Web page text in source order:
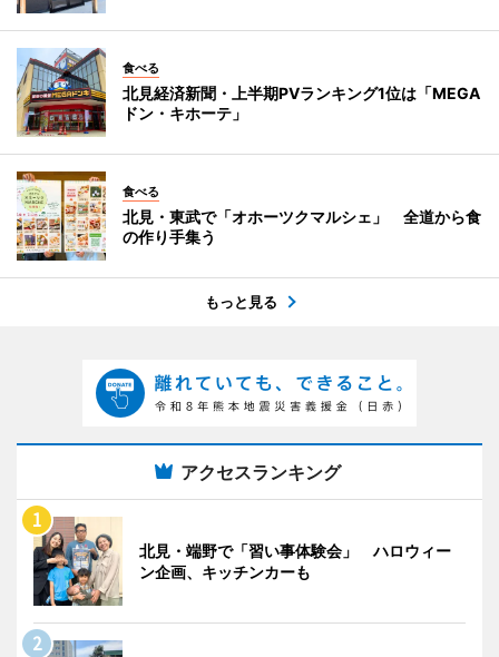
食べる
北見経済新聞・上半期PVランキング1位は「MEGA
ドン・キホーテ」
食べる
北見・東武で「オホーツクマルシェ」 全道から食
の作り手集う
もっと見る
アクセスランキング
北見・端野で「習い事体験会」 ハロウィー
ン企画、キッチンカーも